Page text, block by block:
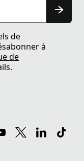
de
à
de